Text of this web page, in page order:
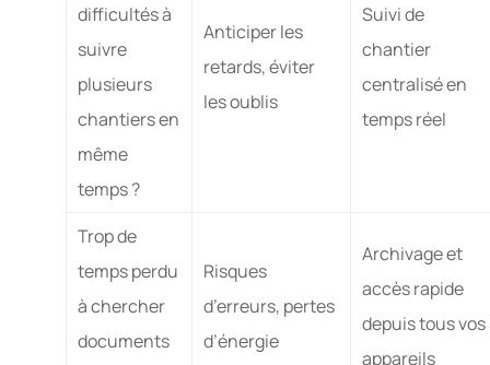
difficultés à
suivre
plusieurs
chantiers en
même
temps ?
Anticiper les
retards, éviter
les oublis
Suivi de
chantier
centralisé en
temps réel
Trop de
temps perdu
à chercher
documents
Risques
d’erreurs, pertes
d’énergie
Archivage et
accès rapide
depuis tous vos
appareils